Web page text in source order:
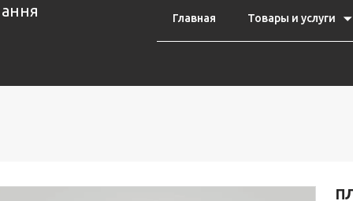
Главная Товары и услуги